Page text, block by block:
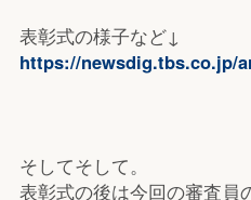
表彰式の様子など↓
https://newsdig.tbs.co.jp/
そしてそして。
表彰式の後は今回の審査員